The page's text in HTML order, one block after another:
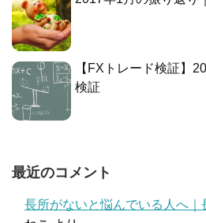
【FXトレード検証】
検証
最近のコメント
長所がないと悩んでいる人へ｜